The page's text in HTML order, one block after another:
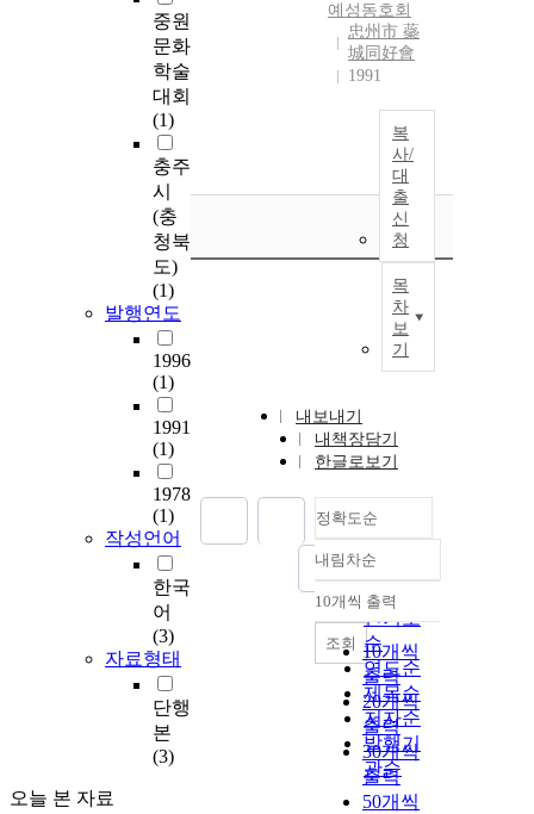
중원
문화
학술
대회
(1)
충주
시
(충
청북
도)
(1)
발행연도
1996
(1)
1991
(1)
1978
(1)
작성언어
한국
어
(3)
자료형태
단행
본
(3)
오늘 본 자료
예성동호회
忠州市 蘂
城同好會
1991
복
사/
대
출
신
청
목
차
보
기
내보내기
내책장담기
한글로보기
정확도순
정확도
순
인기도
순
연도순
제목순
저자순
발행기
관순
내림차순
내림차순
10개씩 출력
10개씩
출력
20개씩
출력
30개씩
출력
50개씩
조회